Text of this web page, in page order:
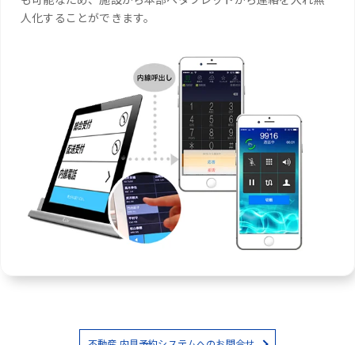
人化することができます。